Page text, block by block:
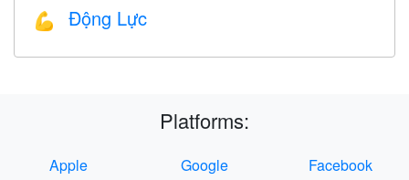
💪 Động Lực
Platforms:
Apple Google
Facebook